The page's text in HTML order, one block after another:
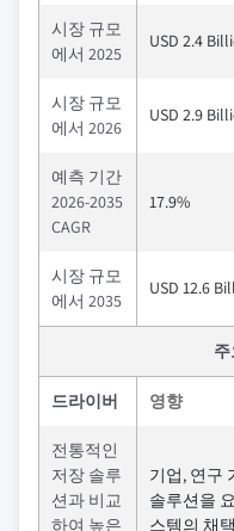
시장 규모
에서 2025
USD 2.4
시장 규모
에서 2026
USD 2.9
예측 기간
2026-2035
CAGR
17.9%
시장 규모
에서 2035
USD 12.6
드라이버 영향
전통적인
저장 솔루
션과 비교
하여 높은
기업, 연구
솔루션을
스템의 채